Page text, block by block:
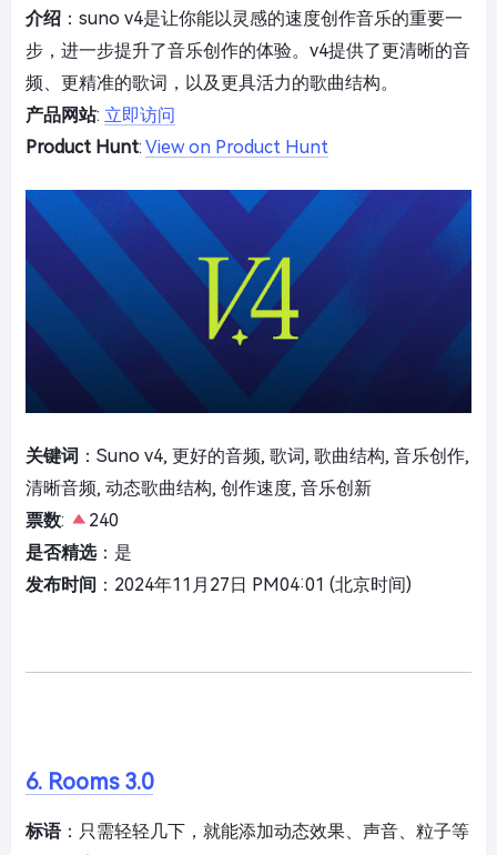
介绍 ：suno v4是让你能以灵感的速度创作音乐的重要一
步，进一步提升了音乐创作的体验。v4提供了更清晰的音
频、更精准的歌词，以及更具活力的歌曲结构。
产品网站: 立即访问
Product Hunt: View on Product Hunt
关键词 ：Suno v4, 更好的音频, 歌词, 歌曲结构, 音乐创作,
清晰音频, 动态歌曲结构, 创作速度, 音乐创新
票数:
240
是否精选：是
发布时间 ：2024年11月27日 PM04:01 (北京时间)
6. Rooms 3.0
标语：只需轻轻几下，就能添加动态效果、声音、粒子等